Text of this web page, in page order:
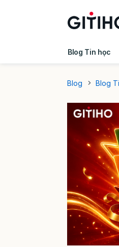
Blog Tin học
Blog
Blog